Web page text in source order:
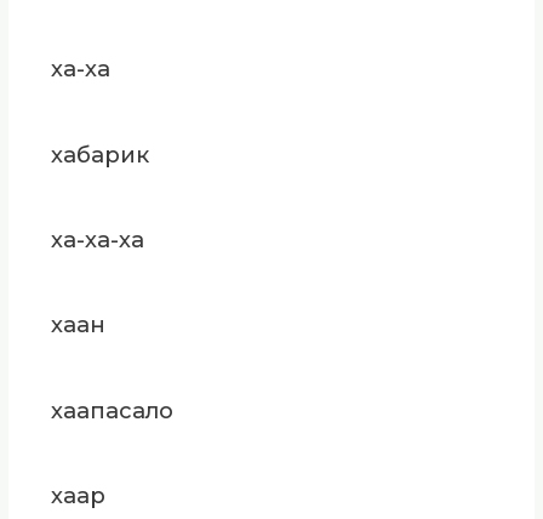
ха-ха
хабарик
ха-ха-ха
хаан
хаапасало
хаар